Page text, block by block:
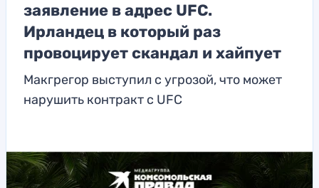
заявление в адрес UFC.
Ирландец в который раз
провоцирует скандал и хайпует
Макгрегор выступил с угрозой, что может
нарушить контракт с UFC